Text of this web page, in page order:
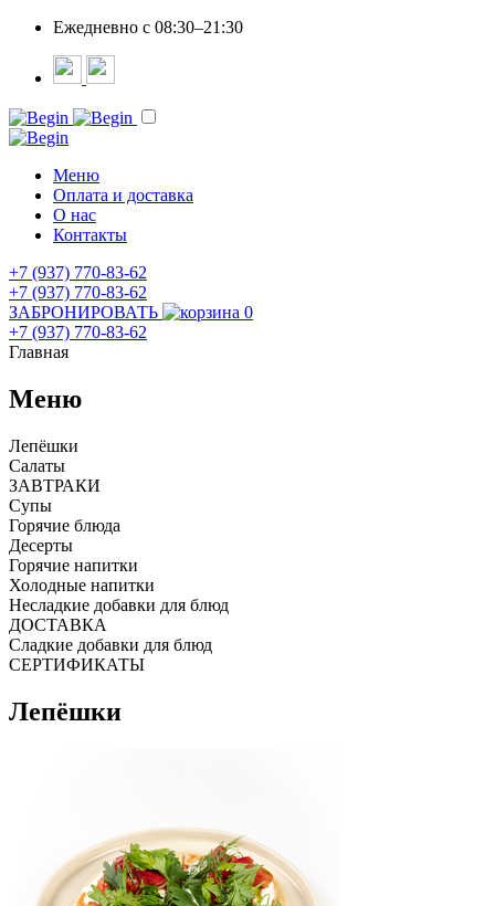
Ежедневно c 08:30–21:30
Меню
Оплата и доставка
О нас
Контакты
+7 (937) 770-83-62
+7 (937) 770-83-62
ЗАБРОНИРОВАТЬ
0
+7 (937) 770-83-62
Главная
Меню
Лепёшки
Салаты
ЗАВТРАКИ
Супы
Горячие блюда
Десерты
Горячие напитки
Холодные напитки
Несладкие добавки для блюд
ДОСТАВКА
Сладкие добавки для блюд
СЕРТИФИКАТЫ
Лепёшки